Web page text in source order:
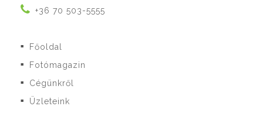
+36 70 503-5555
■ Főoldal
■ Fotómagazin
■ Cégünkről
■ Üzleteink